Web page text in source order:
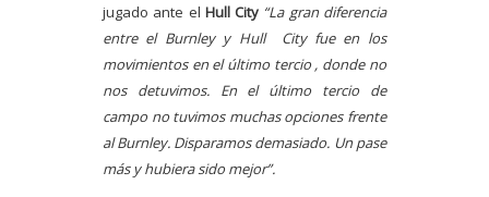
jugado ante el Hull City “La gran diferencia
entre el Burnley y Hull City fue en los
movimientos en el último tercio , donde no
nos detuvimos. En el último tercio de
campo no tuvimos muchas opciones frente
al Burnley. Disparamos demasiado. Un pase
más y hubiera sido mejor”.